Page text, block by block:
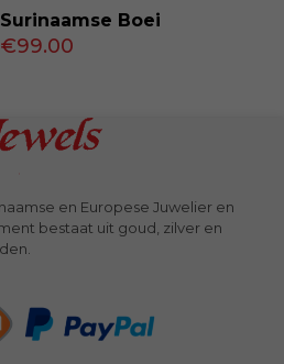
Boei
€99.00
en Europese Juwelier en
bestaat uit goud, zilver en